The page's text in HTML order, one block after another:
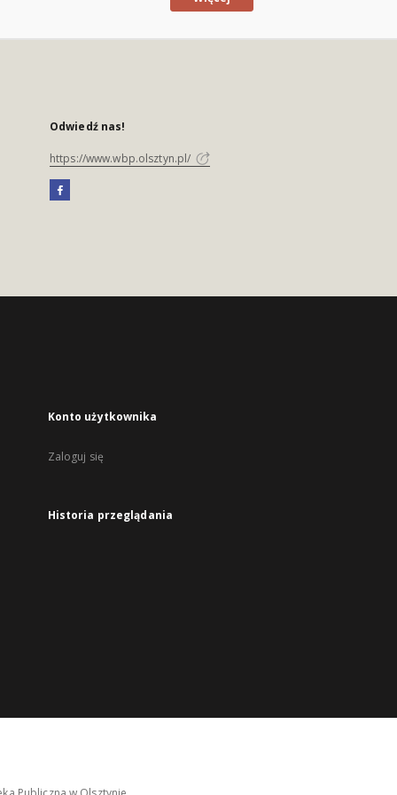
Odwiedź nas!
https://www.wbp.olsztyn.pl/
Konto użytkownika
Zaloguj się
Historia przeglądania